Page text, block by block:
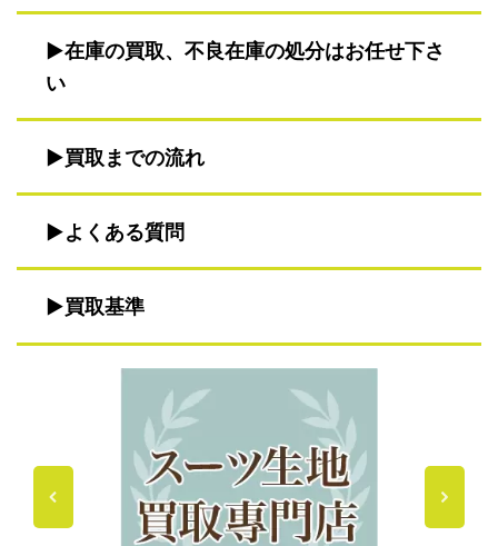
在庫の買取、不良在庫の処分はお任せ下さ
い
買取までの流れ
よくある質問
買取基準